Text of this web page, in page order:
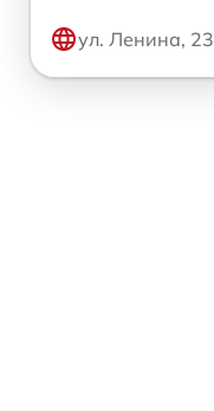
ул. Ленина, 23